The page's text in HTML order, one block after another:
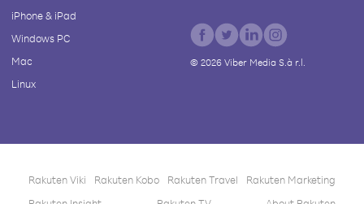
iPhone & iPad
Windows PC
Mac
Linux
© 2026Viber Media S.à r.l.
Rakuten Viki Rakuten Kobo Rakuten Travel
Rakuten Marketing